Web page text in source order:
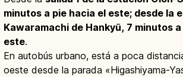
minutos a pie hacia el este; desde la
Kawaramachi de Hankyū, 7 minutos
este.
En autobús urbano, está a poca
oeste desde la parada «Higashiyama-